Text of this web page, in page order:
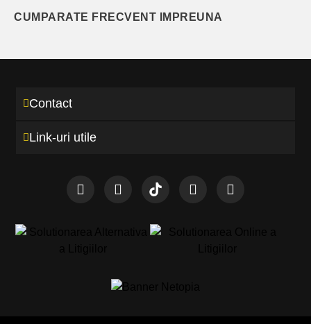
CUMPARATE FRECVENT IMPREUNA
Contact
Link-uri utile